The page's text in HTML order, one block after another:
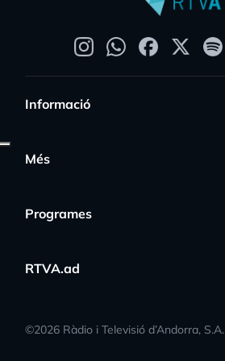
Informació
Més
Programes
RTVA.ad
©2026 Ràdio i Televisió d’Andorra, S.A.